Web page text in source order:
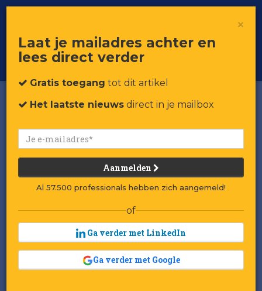
Voor professionals in retail & brands
Toggle
×
Laat je mailadres achter en
lees direct verder
Gratis toegang tot dit artikel
Het laatste nieuws direct in je mailbox
Aanmelden
Al 57.500 professionals hebben zich aangemeld!
of
Ga verder met LinkedIn
Ga verder met Google